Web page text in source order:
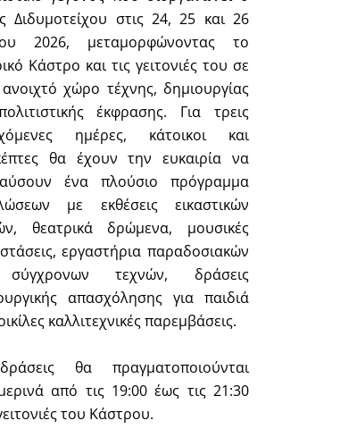
Διδυμοτείχου στις 24, 25 και 26
2026, μεταμορφώνοντας το
Κάστρο και τις γειτονιές του σε
χώρο τέχνης, δημιουργίας
έκφρασης. Για τρεις
ημέρες, κάτοικοι και
θα έχουν την ευκαιρία να
ένα πλούσιο πρόγραμμα
με εκθέσεις εικαστικών
θεατρικά δρώμενα, μουσικές
εργαστήρια παραδοσιακών
τεχνών, δράσεις
απασχόλησης για παιδιά
καλλιτεχνικές παρεμβάσεις.
θα πραγματοποιούνται
από τις 19:00 έως τις 21:30
του Κάστρου.